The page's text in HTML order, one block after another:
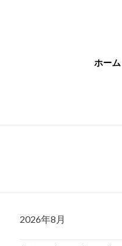
ホーム
2026年8月